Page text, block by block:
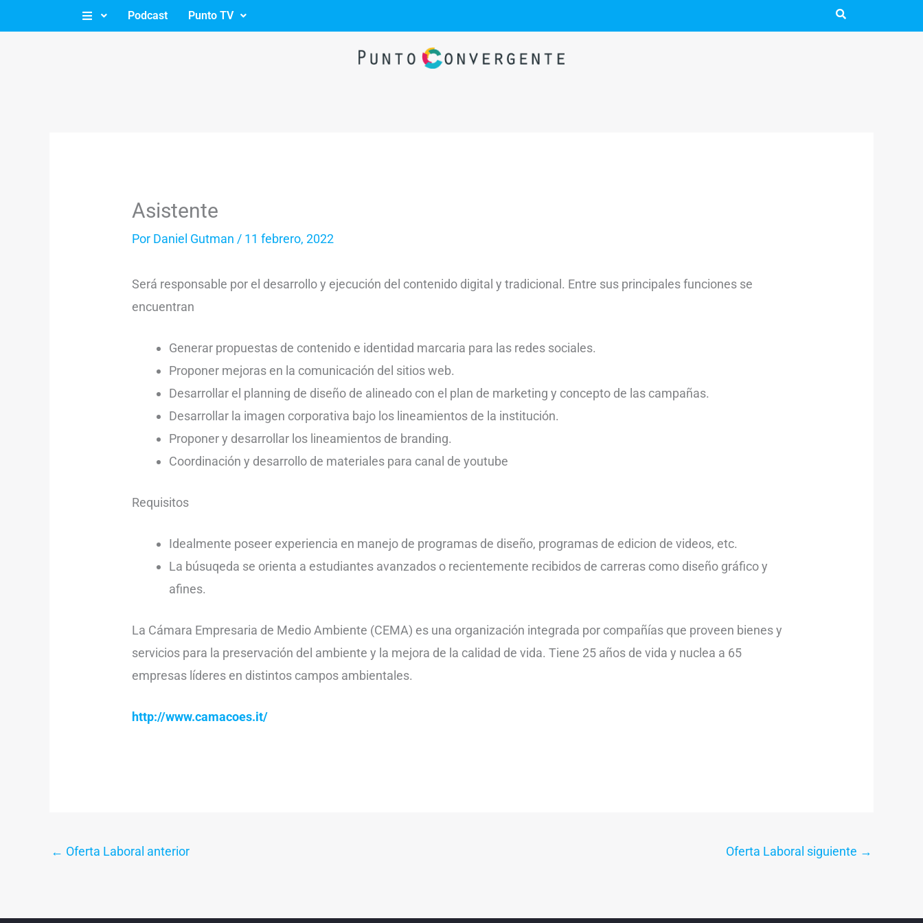
al
Podcast Punto TV
Asistente
Por Daniel Gutman / 11 febrero, 2022
Será responsable por el desarrollo y ejecución del contenido digital y tradicional. Entre sus principales funciones se
encuentran
Generar propuestas de contenido e identidad marcaria para las redes sociales.
Proponer mejoras en la comunicación del sitios web.
Desarrollar el planning de diseño de alineado con el plan de marketing y concepto de las campañas.
Desarrollar la imagen corporativa bajo los lineamientos de la institución.
Proponer y desarrollar los lineamientos de branding.
Coordinación y desarrollo de materiales para canal de youtube
Requisitos
Idealmente poseer experiencia en manejo de programas de diseño, programas de edicion de videos, etc.
La búsuqeda se orienta a estudiantes avanzados o recientemente recibidos de carreras como diseño gráfico y
afines.
La Cámara Empresaria de Medio Ambiente (CEMA) es una organización integrada por compañías que proveen bienes y
servicios para la preservación del ambiente y la mejora de la calidad de vida. Tiene 25 años de vida y nuclea a 65
empresas líderes en distintos campos ambientales.
http://www.camacoes.it/
← Oferta Laboral anterior Oferta Laboral siguiente →